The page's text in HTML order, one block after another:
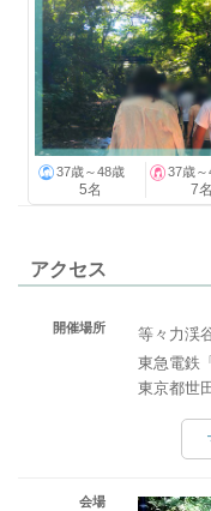
37歳～48歳
5名
37歳～
7名
アクセス
開催場所
等々力渓
東急電鉄
東京都世
会場